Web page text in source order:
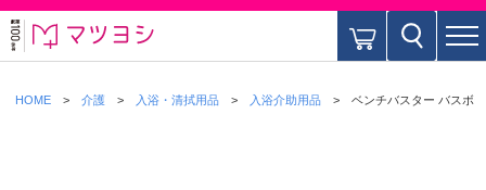
HOME 介護 入浴・清拭用品 入浴介助用品 ベンチバスター バスボ